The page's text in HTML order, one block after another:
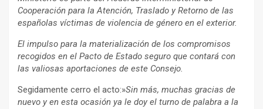
Cooperación para la Atención, Traslado y Retorno de las
españolas víctimas de violencia de género en el exterior.
El impulso para la materialización de los compromisos
recogidos en el Pacto de Estado seguro que contará con
las valiosas aportaciones de este Consejo.
Segidamente cerro el acto:»Sin más, muchas gracias de
nuevo y en esta ocasión ya le doy el turno de palabra a la